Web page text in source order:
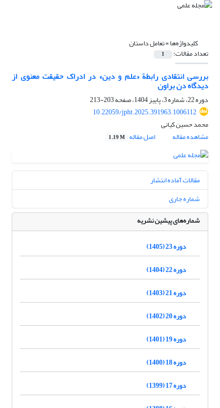
کلیدواژه‌ها =تعامل داستان
تعداد مقالات: 1
بررسی انتقادی رابطة «علم و دین» در ادراک حقیقت ‌معنوی از
دیدگاه دن براون
دوره 22، شماره 3، پاییز 1404، صفحه
203-213
10.22059/jpht.2025.391963.1006112
محمد حسین کیانی
مشاهده مقاله
اصل مقاله 1.19 M
مقالات آماده انتشار
شماره جاری
شماره‌های پیشین نشریه
دوره 23 (1405)
دوره 22 (1404)
دوره 21 (1403)
دوره 20 (1402)
دوره 19 (1401)
دوره 18 (1400)
دوره 17 (1399)